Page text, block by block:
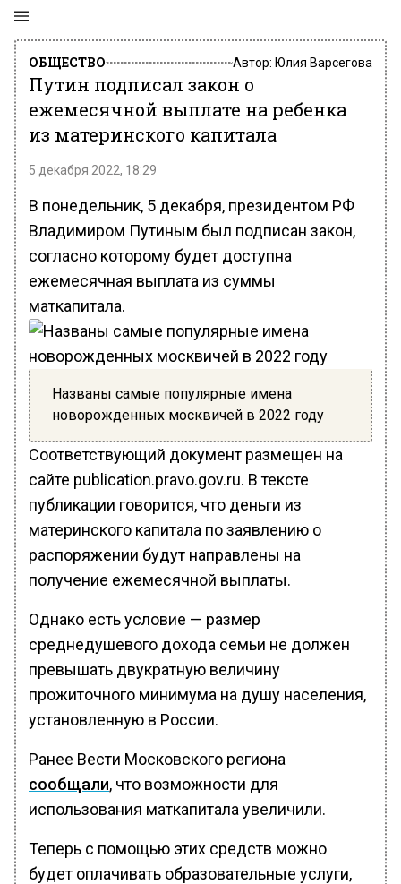
ОБЩЕСТВО Автор: Юлия Варсегова
Путин подписал закон о
ежемесячной выплате на ребенка
из материнского капитала
5 декабря 2022, 18:29
В понедельник, 5 декабря, президентом РФ
Владимиром Путиным был подписан закон,
согласно которому будет доступна
ежемесячная выплата из суммы
маткапитала.
Названы самые популярные имена
новорожденных москвичей в 2022 году
Соответствующий документ размещен на
сайте publication.pravo.gov.ru. В тексте
публикации говорится, что деньги из
материнского капитала по заявлению о
распоряжении будут направлены на
получение ежемесячной выплаты.
Однако есть условие — размер
среднедушевого дохода семьи не должен
превышать двукратную величину
прожиточного минимума на душу населения,
установленную в России.
Ранее Вести Московского региона
сообщали, что возможности для
использования маткапитала увеличили.
Теперь с помощью этих средств можно
будет оплачивать образовательные услуги,